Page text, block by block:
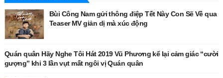
Bùi Công Nam gửi thông điệp Tết Này Con Sẽ Về qua
Teaser MV giản dị mà xúc động
Quán quân Hãy Nghe Tôi Hát 2019 Vũ Phương kể lại cảm giác “cười
gượng” khi 3 lần vụt mất ngôi vị Quán quân